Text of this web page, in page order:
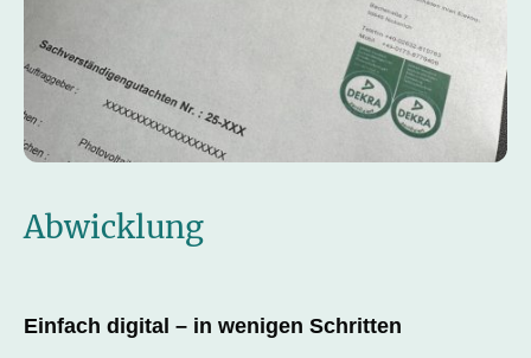
Abwicklung
Einfach digital – in wenigen Schritten